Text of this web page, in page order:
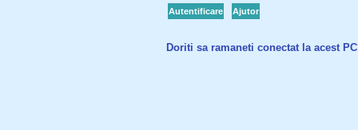
Autentificare Ajutor
Doriti sa ramaneti conectat la acest